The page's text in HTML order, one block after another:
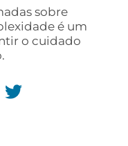
sobre
é um
o cuidado